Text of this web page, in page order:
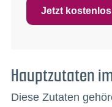
Jetzt
Hauptzutaten
Diese Zutaten